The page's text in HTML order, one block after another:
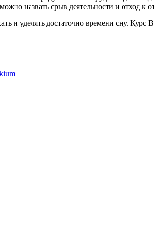
назвать срыв деятельности и отход к
и уделять достаточно времени сну. Курс